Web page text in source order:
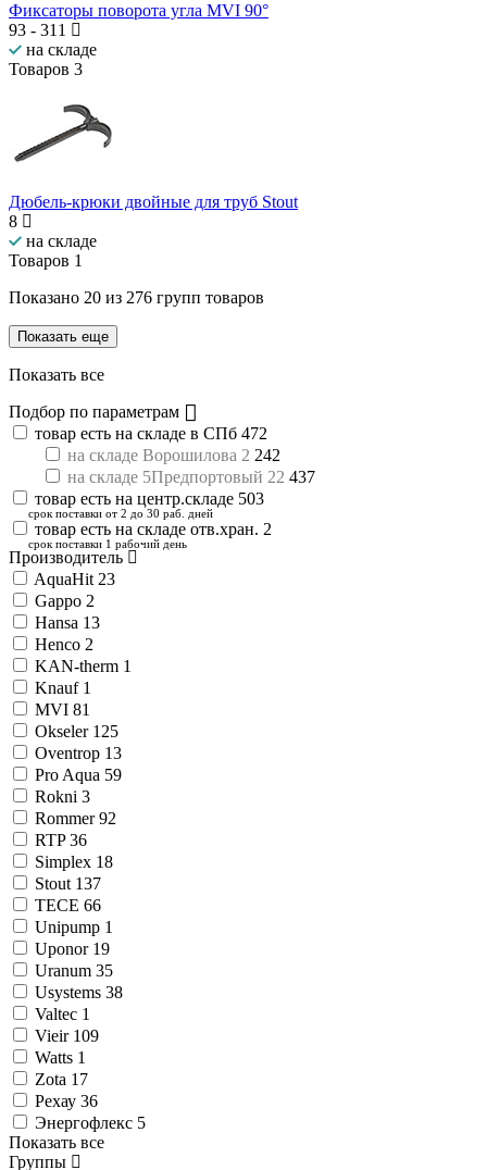
Фиксаторы поворота угла MVI 90°
93 - 311
на складе
Товаров 3
Дюбель-крюки двойные для труб Stout
8
на складе
Товаров 1
Показано 20 из 276 групп товаров
Показать еще
Показать все
Подбор по параметрам
товар есть на складе в СПб 472
на складе Ворошилова 2 242
на складе 5Предпортовый 22 437
товар есть на центр.складе 503
срок поставки от 2 до 30 раб. дней
товар есть на складе отв.хран. 2
срок поставки 1 рабочий день
Производитель
AquaHit 23
Gappo 2
Hansa 13
Henco 2
KAN-therm 1
Knauf 1
MVI 81
Okseler 125
Oventrop 13
Pro Aqua 59
Rokni 3
Rommer92
RTP36
Simplex 18
Stout 137
TECE 66
Unipump 1
Uponor 19
Uranum 35
Usystems 38
Valtec 1
Vieir 109
Watts 1
Zota 17
Рехау 36
Энергофлекс 5
Показать все
Группы